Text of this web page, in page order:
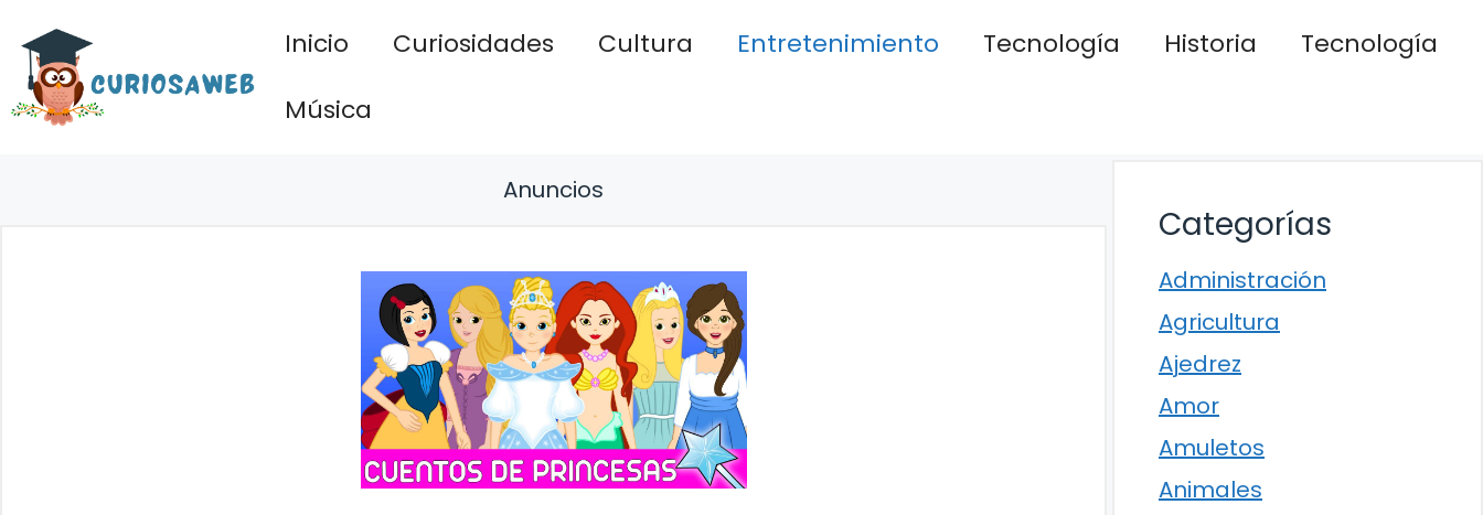
contenido
Inicio Curiosidades Cultura Entretenimiento Tecnología Historia
Tecnología
Música
Anuncios
Categorías
Administración
Agricultura
Ajedrez
Amor
Amuletos
Animales